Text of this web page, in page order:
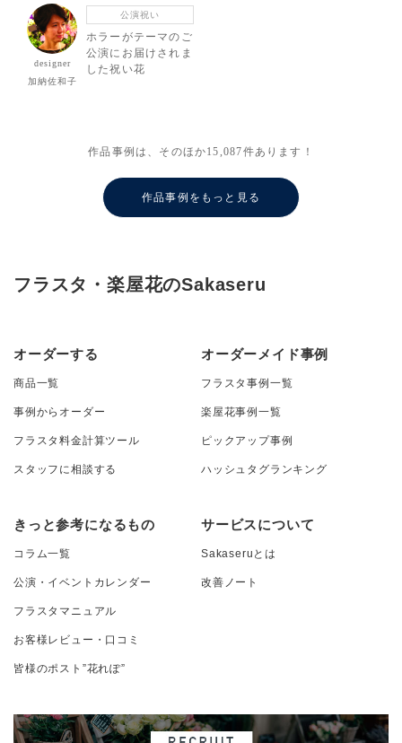
designer
加納佐和子
公演祝い
ホラーがテーマのご
公演にお届けされま
した祝い花
作品事例は、そのほか15,087件あります！
作品事例をもっと見る
フラスタ・楽屋花のSakaseru
オーダーする
商品一覧
事例からオーダー
フラスタ料金計算ツール
スタッフに相談する
オーダーメイド事例
フラスタ事例一覧
楽屋花事例一覧
ピックアップ事例
ハッシュタグランキング
きっと参考になるもの
コラム一覧
公演・イベントカレンダー
フラスタマニュアル
お客様レビュー・口コミ
皆様のポスト”花れぽ”
サービスについて
Sakaseruとは
改善ノート